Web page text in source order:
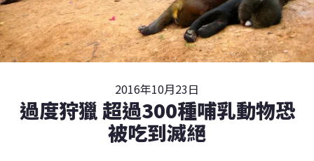
2016年10月23日
過度狩獵 超過300種哺乳動物恐
被吃到滅絕